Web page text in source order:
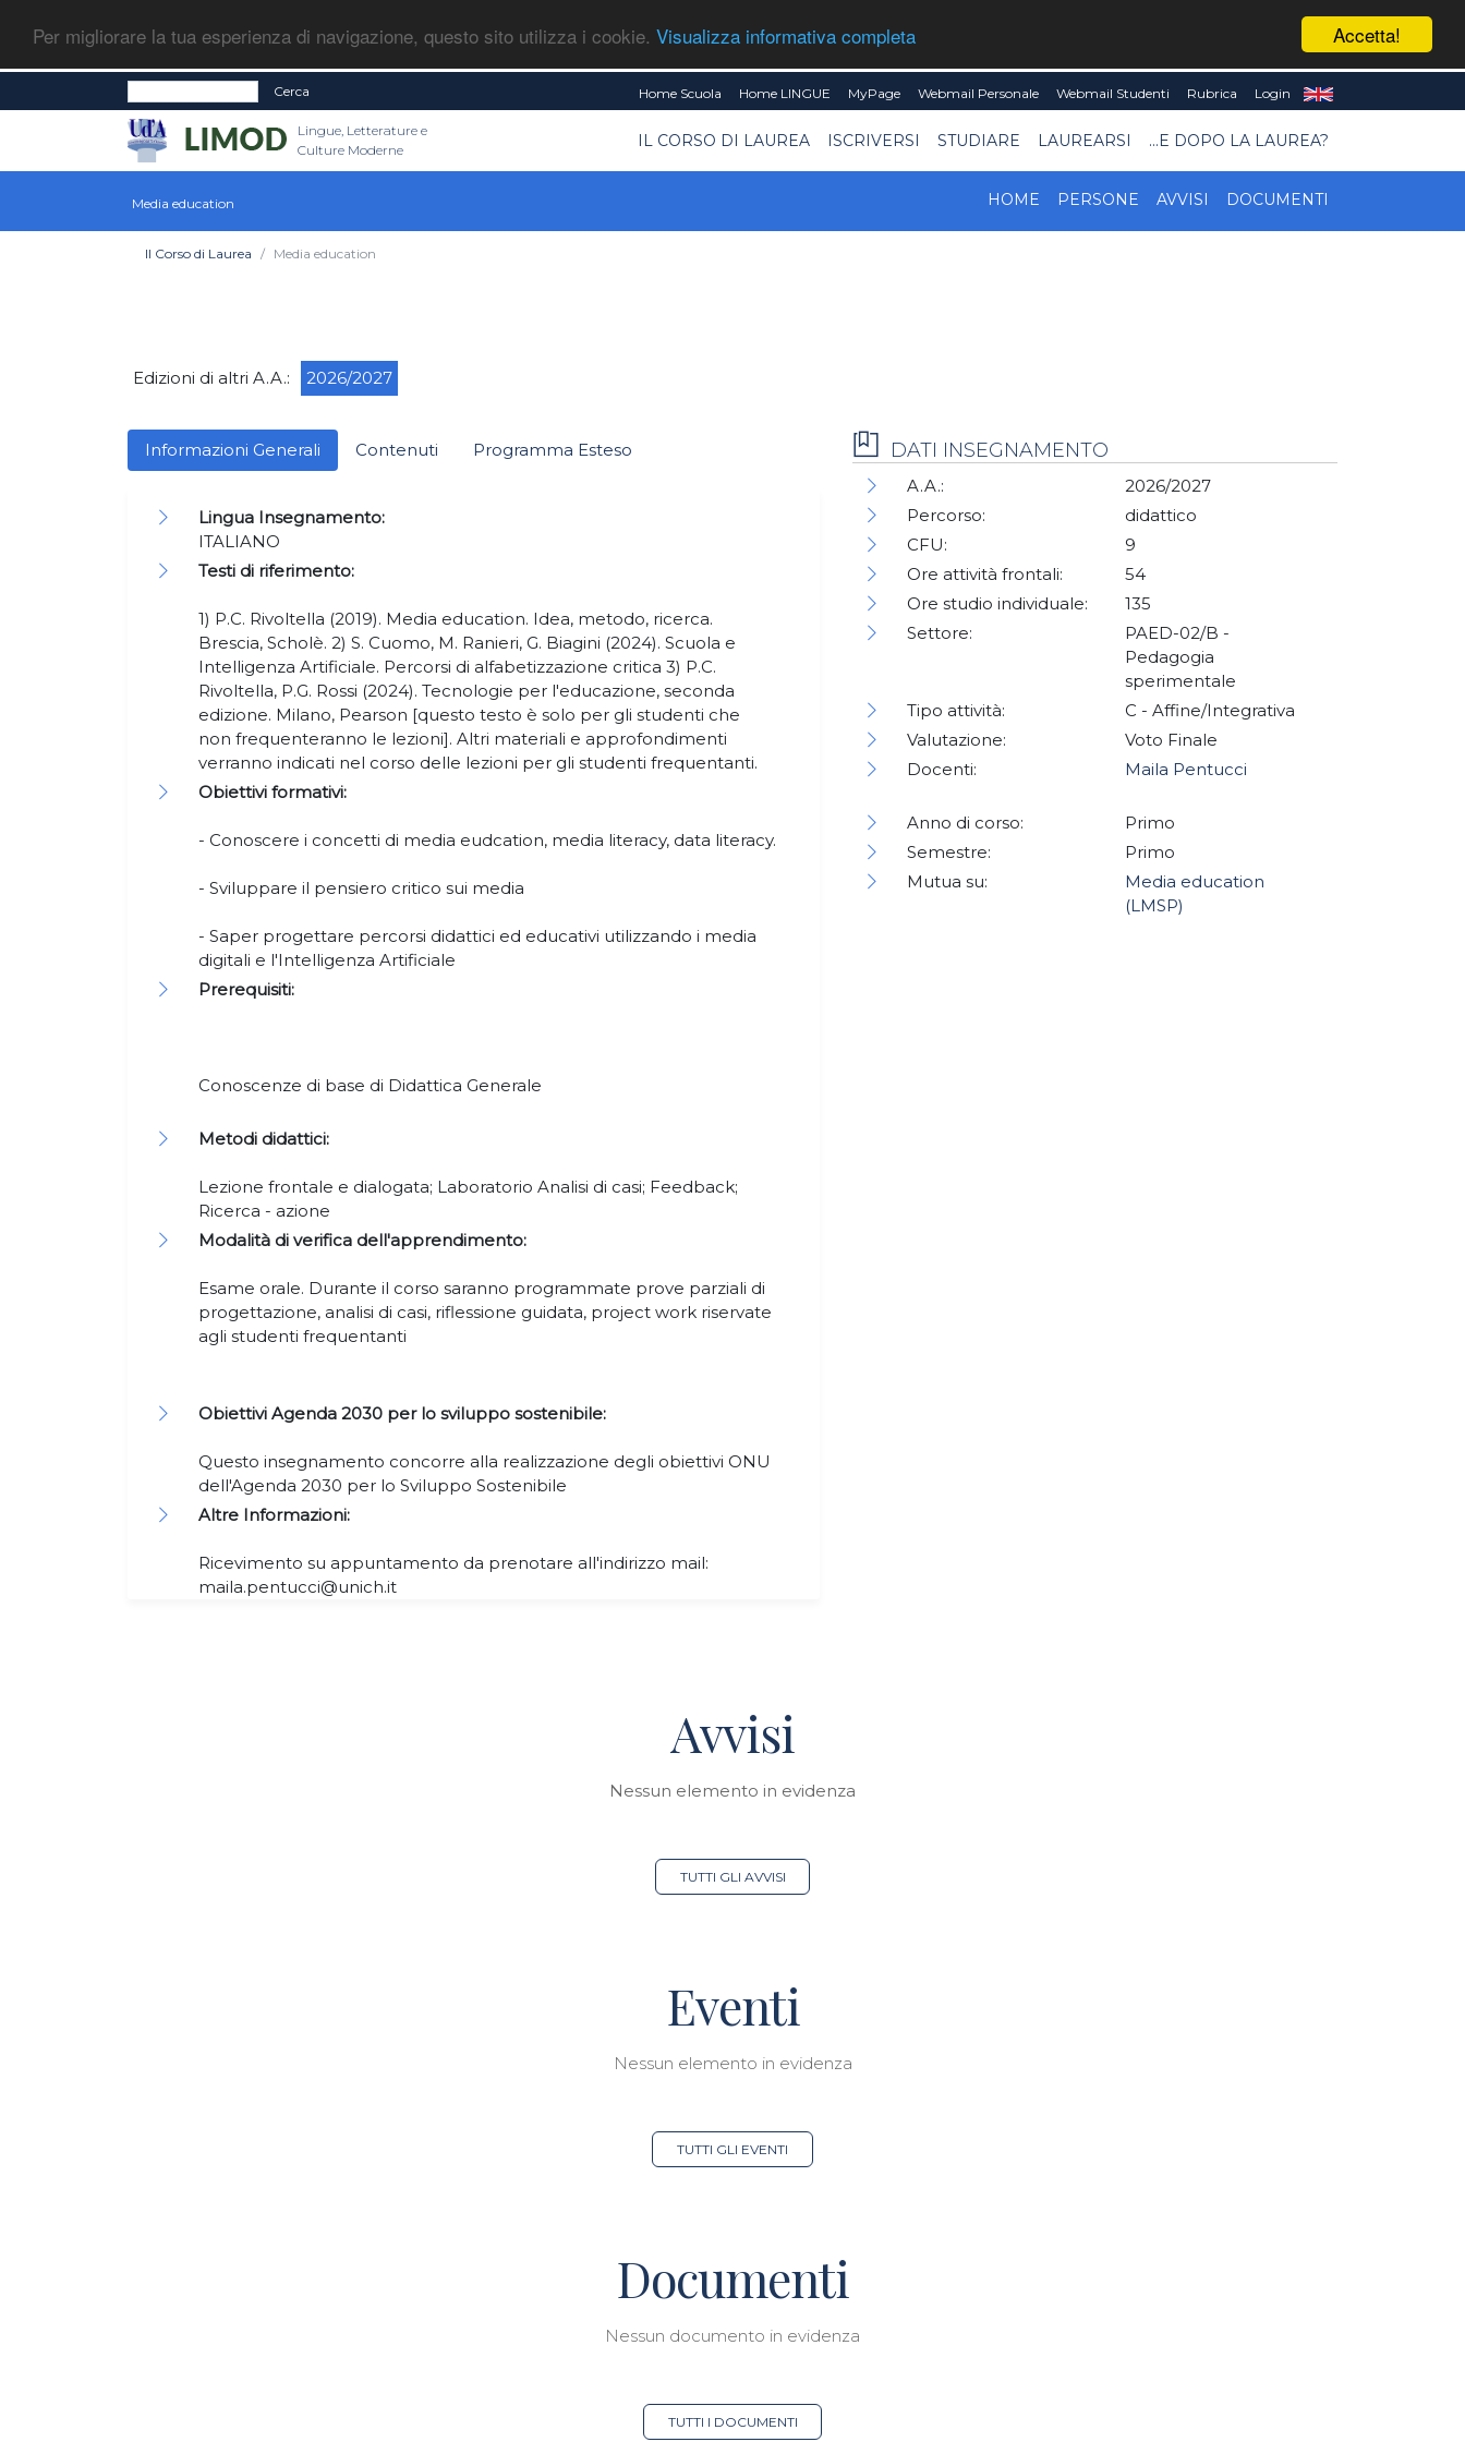
Accetta!
Per migliorare la tua esperienza di navigazione, questo sito utilizza i cookie. Visualizza informativa completa
Cerca Home Scuola Home LINGUE MyPage Webmail Personale Webmail Studenti Rubrica Login
Lingue, Letterature e
Culture Moderne
IL CORSO DI LAUREA ISCRIVERSI STUDIARE LAUREARSI ...E DOPO LA LAUREA?
Media education HOME PERSONE AVVISI DOCUMENTI
Il Corso di Laurea Media education
Edizioni di altri A.A.: 2026/2027
Informazioni Generali Contenuti Programma Esteso
Lingua Insegnamento:
ITALIANO
Testi di riferimento:
1) P.C. Rivoltella (2019). Media education. Idea, metodo, ricerca.
Brescia, Scholè. 2) S. Cuomo, M. Ranieri, G. Biagini (2024). Scuola e
Intelligenza Artificiale. Percorsi di alfabetizzazione critica 3) P.C.
Rivoltella, P.G. Rossi (2024). Tecnologie per l'educazione, seconda
edizione. Milano, Pearson [questo testo è solo per gli studenti che
non frequenteranno le lezioni]. Altri materiali e approfondimenti
verranno indicati nel corso delle lezioni per gli studenti frequentanti.
Obiettivi formativi:
- Conoscere i concetti di media eudcation, media literacy, data literacy.
- Sviluppare il pensiero critico sui media
- Saper progettare percorsi didattici ed educativi utilizzando i media
digitali e l'Intelligenza Artificiale
Prerequisiti:
Conoscenze di base di Didattica Generale
Metodi didattici:
Lezione frontale e dialogata; Laboratorio Analisi di casi; Feedback;
Ricerca - azione
Modalità di verifica dell'apprendimento:
Esame orale. Durante il corso saranno programmate prove parziali di
progettazione, analisi di casi, riflessione guidata, project work riservate
agli studenti frequentanti
Obiettivi Agenda 2030 per lo sviluppo sostenibile:
Questo insegnamento concorre alla realizzazione degli obiettivi ONU
dell'Agenda 2030 per lo Sviluppo Sostenibile
Altre Informazioni:
Ricevimento su appuntamento da prenotare all'indirizzo mail:
maila.pentucci@unich.it
DATI INSEGNAMENTO
A.A.:
2026/2027
Percorso:
didattico
CFU:
9
Ore attività frontali:
54
Ore studio individuale:
135
Settore:
PAED-02/B -
Pedagogia
sperimentale
Tipo attività:
C - Affine/Integrativa
Valutazione:
Voto Finale
Docenti:
Maila Pentucci
Anno di corso:
Primo
Semestre:
Primo
Mutua su:
Media education
(LMSP)
Avvisi
Nessun elemento in evidenza
TUTTI GLI AVVISI
Eventi
Nessun elemento in evidenza
TUTTI GLI EVENTI
Documenti
Nessun documento in evidenza
TUTTI I DOCUMENTI